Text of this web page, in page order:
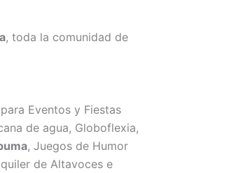
, toda la comunidad de
Eventos y Fiestas
de agua, Globoflexia,
, Juegos de Humor
de Altavoces e